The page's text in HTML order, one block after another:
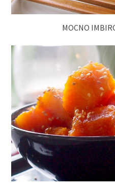
MOCNO